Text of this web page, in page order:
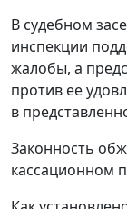
В судебном
инспекции
жалобы, а
против ее
в
Законность
кассационном